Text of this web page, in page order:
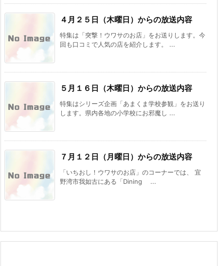
４月２５日（木曜日）からの放送内容
特集は「突撃！ウワサのお店」をお送りします。今
回も口コミで人気の店を紹介します。 ...
５月１６日（木曜日）からの放送内容
特集はシリーズ企画「あまくま学校参観」をお送り
します。県内各地の小学校にお邪魔し ...
７月１２日（月曜日）からの放送内容
「いちおし！ウワサのお店」のコーナーでは、 宜
野湾市我如古にある「Dining ...